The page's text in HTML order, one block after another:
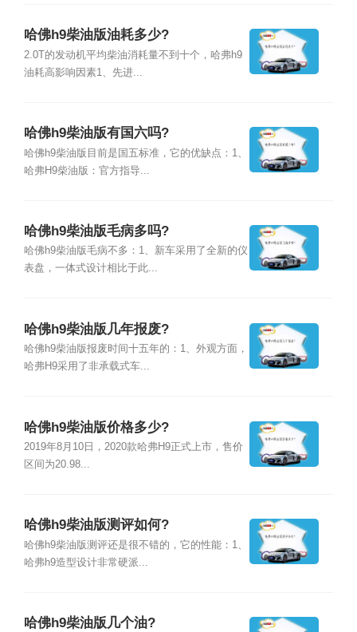
哈佛h9柴油版油耗多少?
2.0T的发动机平均柴油消耗量不到十个，哈弗h9
油耗高影响因素1、先进...
哈佛h9柴油版有国六吗?
哈佛h9柴油版目前是国五标准，它的优缺点：1、
哈弗H9柴油版：官方指导...
哈佛h9柴油版毛病多吗?
哈佛h9柴油版毛病不多：1、新车采用了全新的仪
表盘，一体式设计相比于此...
哈佛h9柴油版几年报废?
哈佛h9柴油版报废时间十五年的：1、外观方面，
哈弗H9采用了非承载式车...
哈佛h9柴油版价格多少?
2019年8月10日，2020款哈弗H9正式上市，售价
区间为20.98...
哈佛h9柴油版测评如何?
哈佛h9柴油版测评还是很不错的，它的性能：1、
哈弗h9造型设计非常硬派...
哈佛h9柴油版几个油?